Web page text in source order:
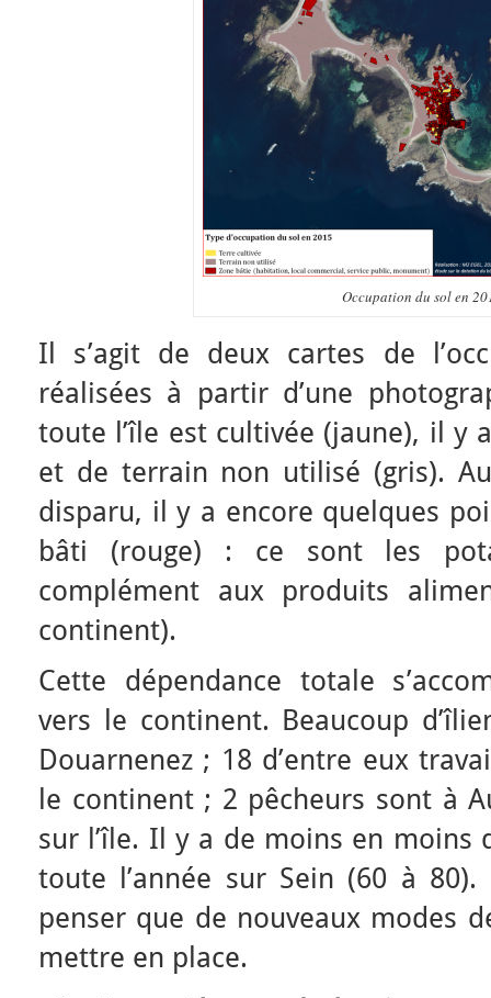
Occupation du sol en
Il s’agit de deux cartes de
réalisées à partir d’une
toute l’île est cultivée (jaune), il y
et de terrain non utilisé (gris).
disparu, il y a encore quelques
bâti (rouge) : ce sont les
complément aux produits
continent).
Cette dépendance totale
vers le continent. Beaucoup
Douarnenez ; 18 d’entre eux
le continent ; 2 pêcheurs sont à
sur l’île. Il y a de moins en moins
toute l’année sur Sein (60 à
penser que de nouveaux modes
mettre en place.